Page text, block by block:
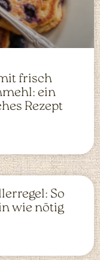
frisch
ein
Rezept
So
wie nötig